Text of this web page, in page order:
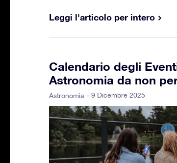
Leggi l'articolo per intero
Calendario degli
Astronomia da non
Astronomia - 9 Dicembre 2025